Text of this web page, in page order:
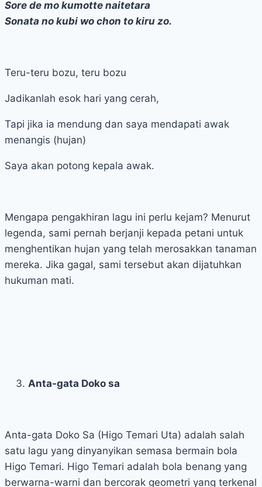
Sore de mo kumotte naitetara
Sonata no kubi wo chon to kiru zo.
Teru-teru bozu, teru bozu
Jadikanlah esok hari yang cerah,
Tapi jika ia mendung dan saya mendapati awak
menangis (hujan)
Saya akan potong kepala awak.
Mengapa pengakhiran lagu ini perlu kejam? Menurut
legenda, sami pernah berjanji kepada petani untuk
menghentikan hujan yang telah merosakkan tanaman
mereka. Jika gagal, sami tersebut akan dijatuhkan
hukuman mati.
Anta-gata Doko sa
Anta-gata Doko Sa (Higo Temari Uta) adalah salah
satu lagu yang dinyanyikan semasa bermain bola
Higo Temari. Higo Temari adalah bola benang yang
berwarna-warni dan bercorak geometri yang terkenal